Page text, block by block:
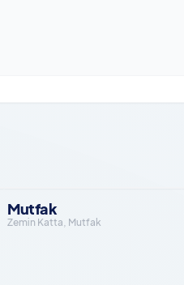
Mutfak
Zemin Katta, Mutfak